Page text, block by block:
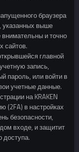
браузера
указанных выше
и точно
сайтов.
главной
запись,
пароль, или войти в
учетные данные.
на KRAKEN
(2FA) в настройках
безопасности,
входе, и защитит
доступа.